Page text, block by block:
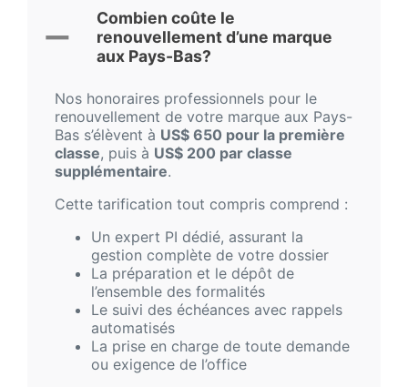
Combien coûte le
renouvellement d’une marque
aux Pays-Bas?
Nos honoraires professionnels pour le
renouvellement de votre marque aux Pays-
Bas s’élèvent à US$ 650 pour la première
classe, puis à US$ 200 par classe
supplémentaire.
Cette tarification tout compris comprend :
Un expert PI dédié, assurant la
gestion complète de votre dossier
La préparation et le dépôt de
l’ensemble des formalités
Le suivi des échéances avec rappels
automatisés
La prise en charge de toute demande
ou exigence de l’office